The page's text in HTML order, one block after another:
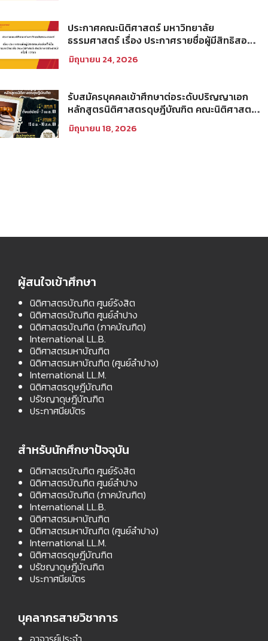
ประกาศคณะนิติศาสตร์ มหาวิทยาลัย
ธรรมศาสตร์ เรื่อง ประกาศรายชื่อผู้มีสิทธิสอบ
คัดเลือกให้เป็นพนักงานมหาวิทยาลัย (คณะ
นิติศาสตร์) สายวิชาการประเภทนักวิจัย ครั้งที่
มิถุนายน 24, 2026
รับสมัครบุคคลเข้าศึกษาต่อระดับปริญญาเอก
หลักสูตรนิติศาสตรดุษฎีบัณฑิต คณะนิติศาสตร์
มหาวิทยาลัยธรรมศาสตร์ ประจำภาคการศึกษา
ที่ 2 ปีการศึกษา 2569
มิถุนายน 18, 2026
ผู้สนใจเข้าศึกษา
นิติศาสตรบัณฑิต ศูนย์รังสิต
นิติศาสตรบัณฑิต ศูนย์ลำปาง
นิติศาสตรบัณฑิต (ภาคบัณฑิต)
International LL.B.
นิติศาสตรมหาบัณฑิต
นิติศาสตรมหาบัณฑิต (ศูนย์ลำปาง)
International LL.M.
นิติศาสตรดุษฎีบัณฑิต
ปรัชญาดุษฎีบัณฑิต
ประกาศนียบัตร
สำหรับนักศึกษาปัจจุบัน
นิติศาสตรบัณฑิต ศูนย์รังสิต
นิติศาสตรบัณฑิต ศูนย์ลำปาง
นิติศาสตรบัณฑิต (ภาคบัณฑิต)
International LL.B.
นิติศาสตรมหาบัณฑิต
นิติศาสตรมหาบัณฑิต (ศูนย์ลำปาง)
International LL.M.
นิติศาสตรดุษฎีบัณฑิต
ปรัชญาดุษฎีบัณฑิต
ประกาศนียบัตร
บุคลากรสายวิชาการ